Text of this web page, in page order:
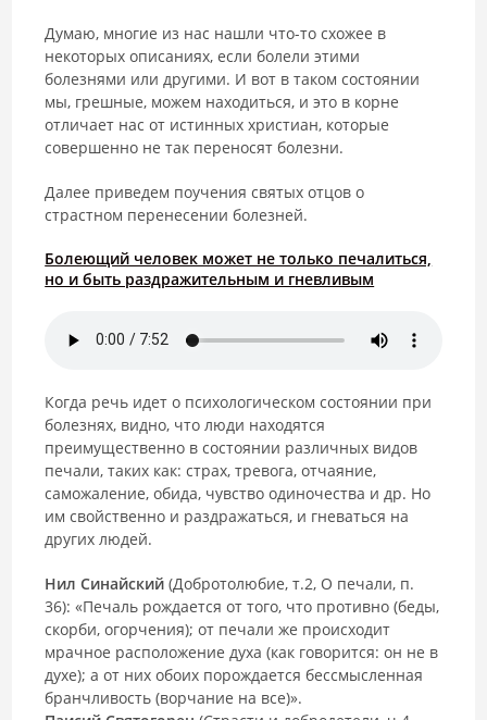
Думаю, многие из нас нашли что-то схожее в
некоторых описаниях, если болели этими
болезнями или другими. И вот в таком состоянии
мы, грешные, можем находиться, и это в корне
отличает нас от истинных христиан, которые
совершенно не так переносят болезни.
Далее приведем поучения святых отцов о
страстном перенесении болезней.
Болеющий человек может не только печалиться,
но и быть раздражительным и гневливым
Когда речь идет о психологическом состоянии при
болезнях, видно, что люди находятся
преимущественно в состоянии различных видов
печали, таких как: страх, тревога, отчаяние,
саможаление, обида, чувство одиночества и др. Но
им свойственно и раздражаться, и гневаться на
других людей.
Нил Синайский (Добротолюбие, т.2, О печали, п.
36): «Печаль рождается от того, что противно (беды,
скорби, огорчения); от печали же происходит
мрачное расположение духа (как говорится: он не в
духе); а от них обоих порождается бессмысленная
бранчливость (ворчание на все)».